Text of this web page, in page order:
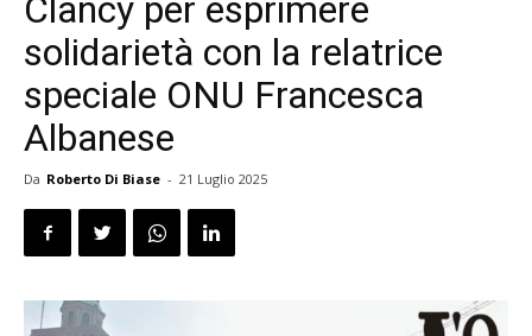
Clancy per esprimere
solidarietà con la relatrice
speciale ONU Francesca
Albanese
Da Roberto Di Biase - 21 Luglio 2025